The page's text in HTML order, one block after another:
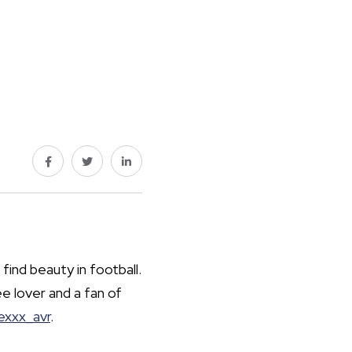
find beauty in football.
lover and a fan of
.